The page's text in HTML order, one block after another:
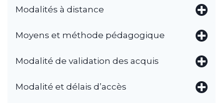
Modalités à distance
Moyens et méthode pédagogique
Modalité de validation des acquis
Modalité et délais d’accès